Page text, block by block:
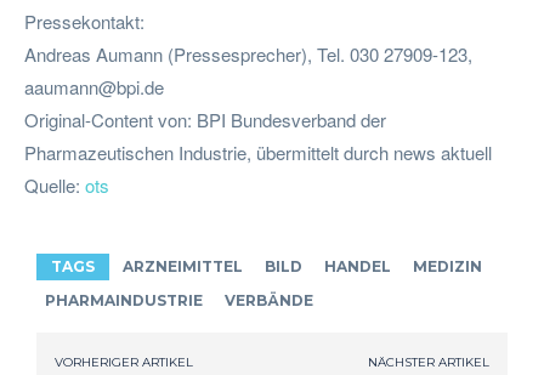
Pressekontakt:
Andreas Aumann (Pressesprecher), Tel. 030 27909-123,
aaumann@bpi.de
Original-Content von: BPI Bundesverband der
Pharmazeutischen Industrie, übermittelt durch news aktuell
Quelle: ots
TAGS ARZNEIMITTEL BILD HANDEL
MEDIZIN
PHARMAINDUSTRIE
VERBÄNDE
VORHERIGER ARTIKEL NÄCHSTER ARTIKEL